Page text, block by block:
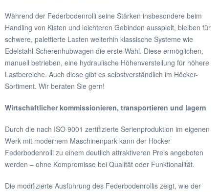
Während der Federbodenrolli seine Stärken insbesondere beim
Handling von Kisten und leichteren Gebinden ausspielt, bleiben für
schwere, palettierte Lasten weiterhin klassische Systeme wie
Edelstahl-Scherenhubwagen die erste Wahl. Diese ermöglichen,
manuell betrieben, eine hydraulische Höhenverstellung für höhere
Lastbereiche. Auch diese gibt es selbstverständlich im Höcker-
Sortiment. Wir beraten Sie gern!
Wirtschaftlicher kommissionieren, transportieren und lagern
Durch die nach ISO 9001 zertifizierte Serienproduktion im eigenen
Werk mit modernem Maschinenpark kann der Höcker
Federbodenrolli zu einem deutlich attraktiveren Preis angeboten
werden – ohne Kompromisse bei Qualität oder Funktionalität.
Die modifizierte Ausführung des Federbodenrollis zeigt, wie der